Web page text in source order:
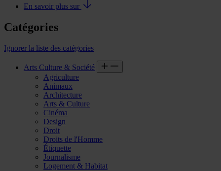
En savoir plus sur
Catégories
Ignorer la liste des catégories
Arts Culture & Société
Agriculture
Animaux
Architecture
Arts & Culture
Cinéma
Design
Droit
Droits de l'Homme
Étiquette
Journalisme
Logement & Habitat